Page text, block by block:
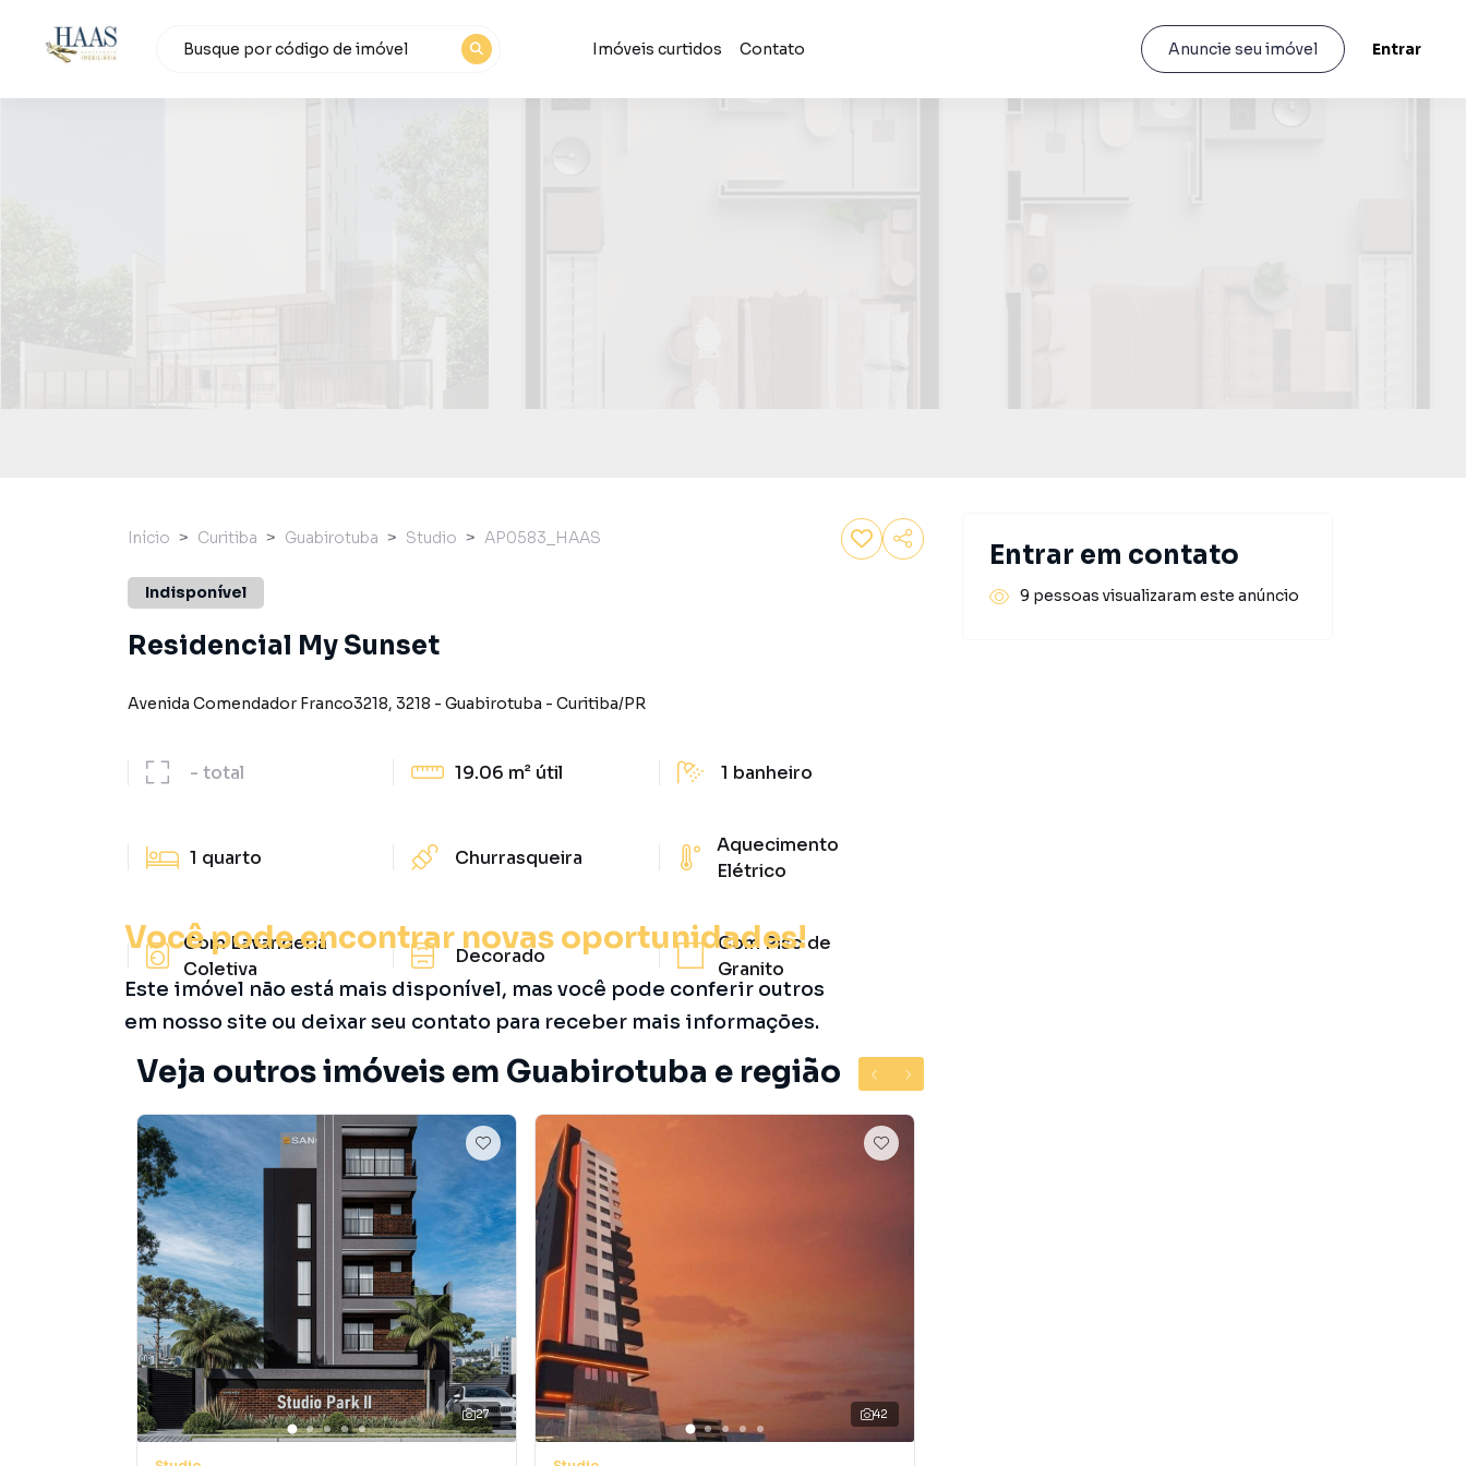
Imóveis curtidos Contato Anuncie seu imóvel Entrar
Você pode encontrar novas oportunidades!
Este imóvel não está mais disponível, mas você pode conferir outros
em nosso site ou deixar seu contato para receber mais informações.
Início Curitiba Guabirotuba Studio AP0583_HAAS
Indisponível
Residencial My Sunset
Avenida Comendador Franco3218, 3218 - Guabirotuba - Curitiba/PR
- total 19.06 m² útil 1 banheiro
1 quarto Churrasqueira
Aquecimento
Elétrico
Com Lavanderia
Coletiva
Decorado
Com Piso de
Granito
Veja outros imóveis em Guabirotuba e região
27 42
Entrar em contato
9 pessoas visualizaram este anúncio